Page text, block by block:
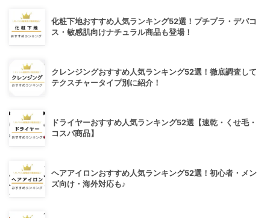
化粧下地おすすめ人気ランキング52選！プチプラ・デパコ
ス・敏感肌向けナチュラル商品も登場！
クレンジングおすすめ人気ランキング52選！徹底調査して
テクスチャータイプ別に紹介！
ドライヤーおすすめ人気ランキング52選【速乾・くせ毛・
コスパ商品】
ヘアアイロンおすすめ人気ランキング52選！初心者・メン
ズ向け・海外対応も♪